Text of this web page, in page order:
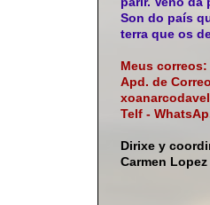
Son do país
terra que os
Meus correos:
Apd. de
Telf -
Dirixe y
Carmen Lopez